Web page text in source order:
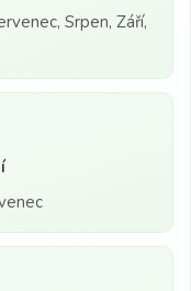
Srpen, Září,